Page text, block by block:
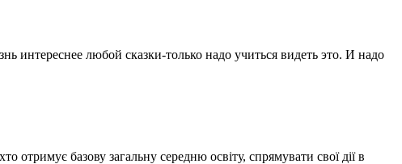
интереснее любой сказки-только надо учиться видеть это. И надо
базову загальну середню освіту, спрямувати свої дії в